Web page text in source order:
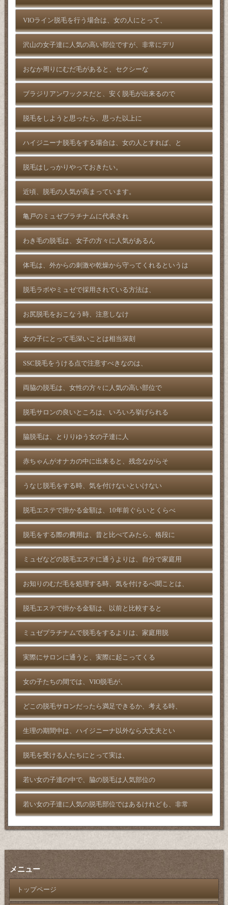
VIOライン脱毛を行う場合は、女の人にとって、
沢山の女子達に人気の高い部位ですが、非常にデリ
おなか周りにむだ毛があると、セクシーな
ブラジリアンワックスだと、安く脱毛が出来るので
脱毛をしようと思ったら、思った以上に
ハイジニーナ脱毛をする場合は、女の人とすれば、と
脱毛はしっかりやっておきたい。
近頃、脱毛の人気が高まっています。
亀戸のミュゼプラチナムに代表され
わき毛の脱毛は、女子の方々に人気があるん
体毛は、外からの刺激や乾燥から守ってくれるというは
脱毛ラボやミュゼで採用されている方法は、
お尻脱毛をおこなう時、注意しなけ
女の子にとって毛深いことは相当深刻
SSC脱毛をうける点で注意すべきなのは、
両脇の脱毛は、女性の方々に人気の高い部位で
脱毛サロンの良いところは、いろいろ挙げられる
脇脱毛は、とりりゆう女の子達に人
赤ちゃんがオナカの中に出来ると、残念ながらそ
うなじ脱毛をする時、気を付けないといけない
脱毛エステで掛かる金額は、10年前ぐらいとくらべ
脱毛をする際の費用は、昔と比べてみたら、格段に
ミュゼなどの脱毛エステに通うよりは、自分で家庭用
お知りのむだ毛を処理する時、気を付けるべ聞ことは、
脱毛エステで掛かる金額は、以前と比較すると
ミュゼプラチナムで脱毛をするよりは、家庭用脱
実際にサロンに通うと、実際に起こってくる
女の子たちの間では、VIO脱毛が、
どこの脱毛サロンだったら満足できるか、考える時、
生理の期間中は、ハイジニーナ以外なら大丈夫とい
脱毛を受ける人たちにとって実は、
若い女の子達の中で、脇の脱毛は人気部位の
若い女の子達に人気の脱毛部位ではあるけれども、非常
メニュー
トップページ